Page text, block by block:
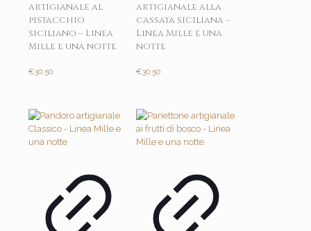
artigianale al
pistacchio
siciliano – Linea
Mille e una notte
€30.50
artigianale alla
cassata siciliana –
Linea Mille e una
notte
€30.50